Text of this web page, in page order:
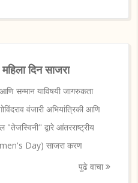
दिन साजरा
आणि सन्मान याविषयी जागरुकता
वंजारी अभियांत्रिकी आणि
"तेजस्विनी" द्वारे आंतरराष्ट्रीय
Day) साजरा करण
पुढे वाचा